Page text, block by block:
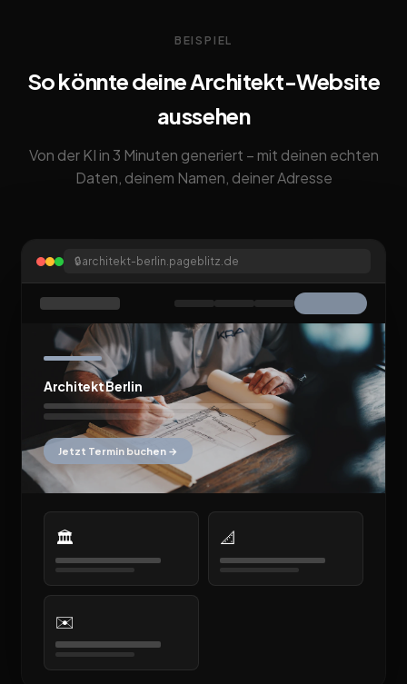
BEISPIEL
So könnte deine Architekt-Website
aussehen
Von der KI in 3 Minuten generiert – mit deinen echten
Daten, deinem Namen, deiner Adresse
🔒architekt-berlin.pageblitz.de
Architekt Berlin
Jetzt Termin buchen →
🏛️ 📐
✉️